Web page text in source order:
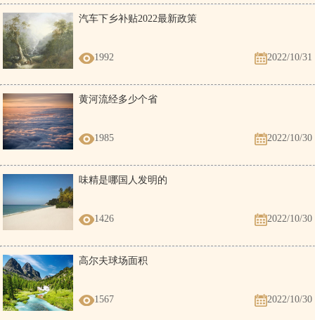
汽车下乡补贴2022最新政策
1992 2022/10/31
黄河流经多少个省
1985 2022/10/30
味精是哪国人发明的
1426 2022/10/30
高尔夫球场面积
1567 2022/10/30